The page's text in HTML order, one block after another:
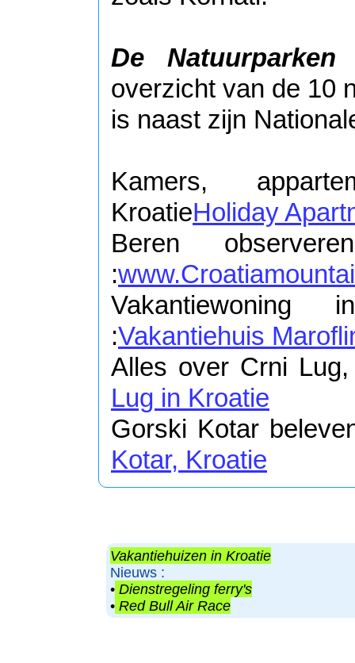
De Natuurparken
overzicht van de 10
is naast zijn
Kamers,
KroatieHoliday
Beren
:
:Vakantiehuis
Alles over Crni
Lug in Kroatie
Gorski Kotar
Kotar, Kroatie
Vakantiehuizen in Kroatie
Nieuws :
• Dienstregeling ferry's
• Red Bull Air Race